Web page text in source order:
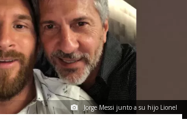
Jorge Messi junto a su hijo Lionel